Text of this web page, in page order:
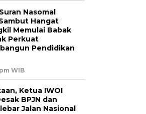
Nasomal
Hangat
Memulai Babak
Perkuat
Pendidikan
WIB
Ketua IWOI
BPJN dan
Jalan Nasional